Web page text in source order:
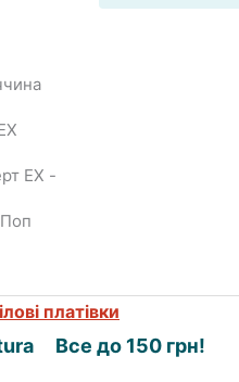
EX -
платівки
Все до 150 грн!